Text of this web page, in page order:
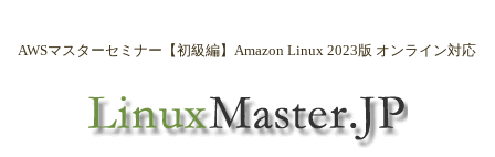
AWSマスターセミナー【初級編】Amazon Linux 2023版 オンライン対応